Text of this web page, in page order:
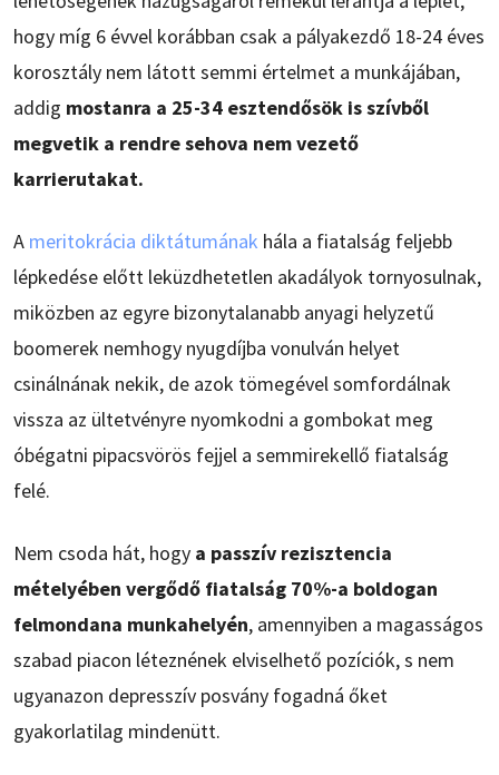
hogy míg 6 évvel korábban csak a pályakezdő 18-24 éves
korosztály nem látott semmi értelmet a munkájában,
addig mostanra a 25-34 esztendősök is szívből
megvetik a rendre sehova nem vezető
karrierutakat.
A meritokrácia diktátumának hála a fiatalság feljebb
lépkedése előtt leküzdhetetlen akadályok tornyosulnak,
miközben az egyre bizonytalanabb anyagi helyzetű
boomerek nemhogy nyugdíjba vonulván helyet
csinálnának nekik, de azok tömegével somfordálnak
vissza az ültetvényre nyomkodni a gombokat meg
óbégatni pipacsvörös fejjel a semmirekellő fiatalság
felé.
Nem csoda hát, hogy a passzív rezisztencia
mételyében vergődő fiatalság 70%-a boldogan
felmondana munkahelyén, amennyiben a magasságos
szabad piacon léteznének elviselhető pozíciók, s nem
ugyanazon depresszív posvány fogadná őket
gyakorlatilag mindenütt.